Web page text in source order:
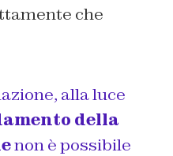
che
alla luce
della
non è possibile